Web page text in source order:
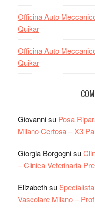
Officina Auto
Quikar
Officina Auto
Quikar
Giovannisu Posa
Milano Certosa – X3
Giorgia Borgognisu
– Clinica Veterinaria
Elizabethsu
Vascolare Milano –